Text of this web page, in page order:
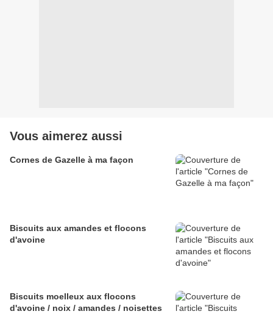
Vous aimerez aussi
Cornes de Gazelle à ma façon
Biscuits aux amandes et flocons
d'avoine
Biscuits moelleux aux flocons
d'avoine / noix / amandes / noisettes